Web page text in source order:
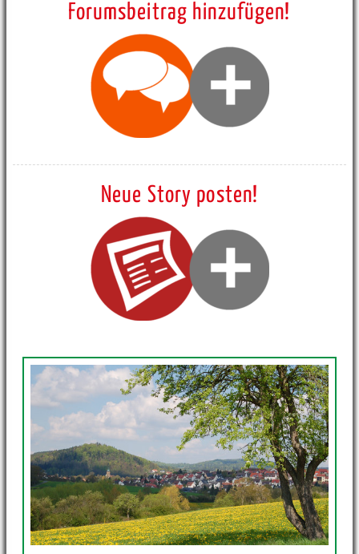
Forumsbeitrag hinzufügen!
Neue Story posten!